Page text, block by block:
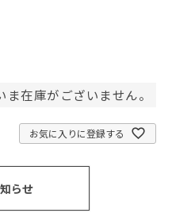
在庫がございません。
お気に入りに登録する
らせ